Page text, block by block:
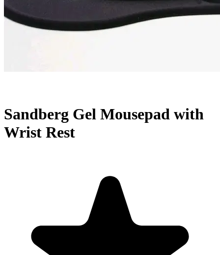
Sandberg Gel Mousepad with
Wrist Rest